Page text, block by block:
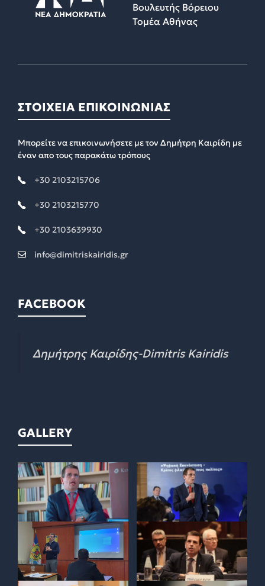
Βουλευτής Βόρειου
Τομέα Αθήνας
ΣΤΟΙΧΕΙΑ ΕΠΙΚΟΙΝΩΝΙΑΣ
Μπορείτε να επικοινωνήσετε με τον Δημήτρη Καιρίδη με
έναν απο τους παρακάτω τρόπους
+30 2103215706
+30 2103215770
+30 2103639930
info@dimitriskairidis.gr
FACEBOOK
Δημήτρης Καιρίδης-Dimitris Kairidis
GALLERY